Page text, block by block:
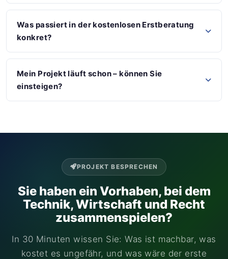
Was passiert in der kostenlosen Erstberatung
konkret?
Mein Projekt läuft schon – können Sie
einsteigen?
PROJEKT BESPRECHEN
Sie haben ein Vorhaben, bei dem
Technik, Wirtschaft und Recht
zusammenspielen?
In 30 Minuten wissen Sie: Was ist machbar, was
kostet es ungefähr, und was wäre der erste